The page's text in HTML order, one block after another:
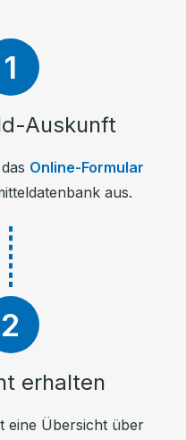
Auskunft
Online-Formular
aus.
erhalten
eine Übersicht über